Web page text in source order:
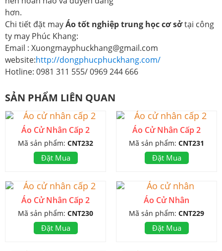
hơn.
Chi tiết đặt mayÁo tốt nghiệp trung học cơ sởtại công
ty may Phúc Khang:
Email : Xuongmayphuckhang@gmail.com
website:http://dongphucphuckhang.com/
Hotline: 0981 311 555/ 0969 244 666
SẢN PHẨM LIÊN QUAN
Áo Cử Nhân Cấp 2
Mã sản phẩm: CNT232
Đặt Mua
Áo Cử Nhân Cấp 2
Mã sản phẩm: CNT231
Đặt Mua
Áo Cử Nhân Cấp 2
Mã sản phẩm: CNT230
Đặt Mua
Áo Cử Nhân
Mã sản phẩm: CNT229
Đặt Mua